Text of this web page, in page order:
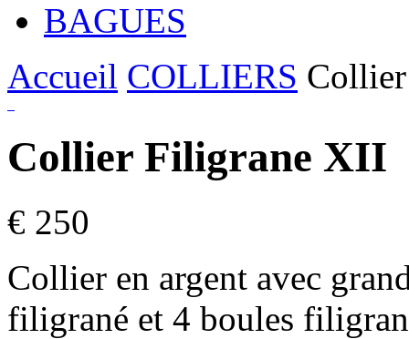
BAGUES
Accueil COLLIERS
Collier Filigrane XII
€ 250
Collier en argent avec
filigrané et 4 boules